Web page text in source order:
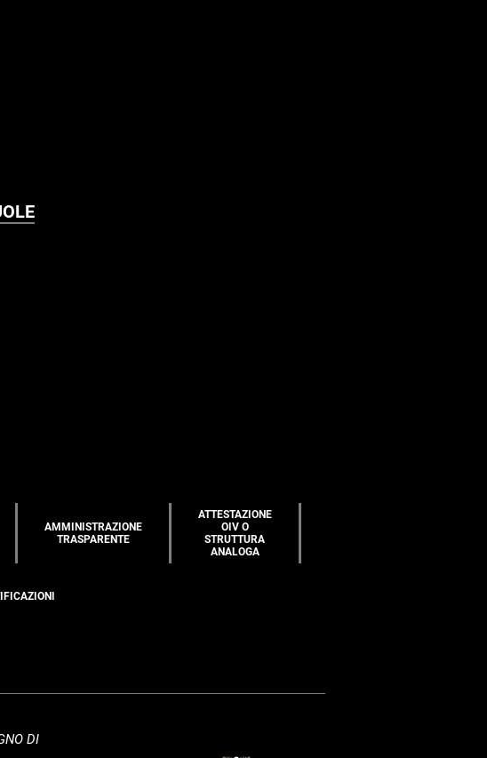
AMMINISTRAZIONE
TRASPARENTE
ATTESTAZIONE
OIV O
STRUTTURA
ANALOGA
DI